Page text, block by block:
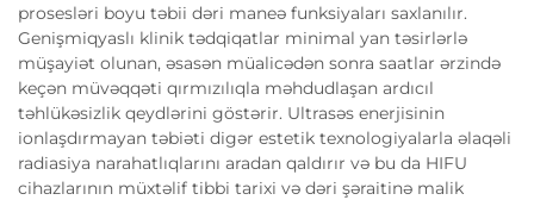
prosesləri boyu təbii dəri maneə funksiyaları saxlanılır.
Genişmiqyaslı klinik tədqiqatlar minimal yan təsirlərlə
müşayiət olunan, əsasən müalicədən sonra saatlar ərzində
keçən müvəqqəti qırmızılıqla məhdudlaşan ardıcıl
təhlükəsizlik qeydlərini göstərir. Ultrasəs enerjisinin
ionlaşdırmayan təbiəti digər estetik texnologiyalarla əlaqəli
radiasiya narahatlıqlarını aradan qaldırır və bu da HIFU
cihazlarının müxtəlif tibbi tarixi və dəri şəraitinə malik